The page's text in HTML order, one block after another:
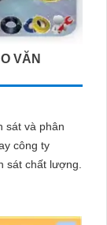
VĂN
sát và phân
công ty
sát chất lượng.